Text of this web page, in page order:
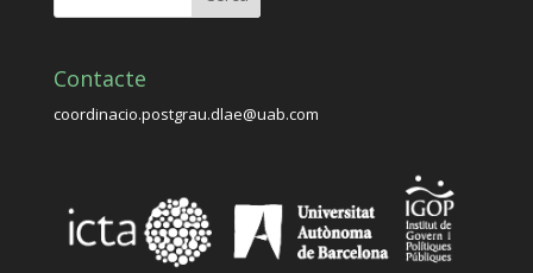
Contacte
coordinacio.postgrau.dlae@uab.com